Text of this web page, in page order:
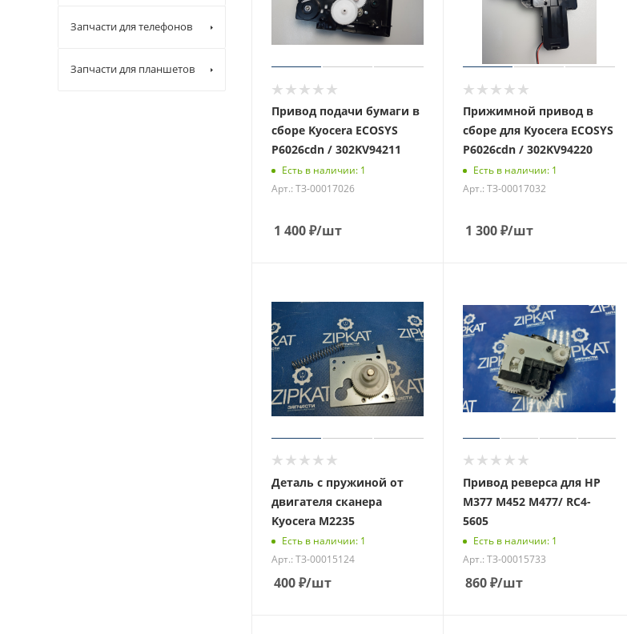
Привод подачи бумаги в
сборе Kyocera ECOSYS
P6026cdn / 302KV94211
Есть в наличии: 1
Арт.: ТЗ-00017026
1 400₽/шт
Прижимной привод в
сборе для Kyocera ECOSYS
P6026cdn / 302KV94220
Есть в наличии: 1
Арт.: ТЗ-00017032
1 300₽/шт
Деталь с пружиной от
двигателя сканера
Kyocera M2235
Есть в наличии: 1
Арт.: ТЗ-00015124
400₽/шт
Привод реверса для HP
M377 M452 M477/ RC4-
5605
Есть в наличии: 1
Арт.: ТЗ-00015733
860₽/шт
Запчасти для телефонов
Запчасти для планшетов